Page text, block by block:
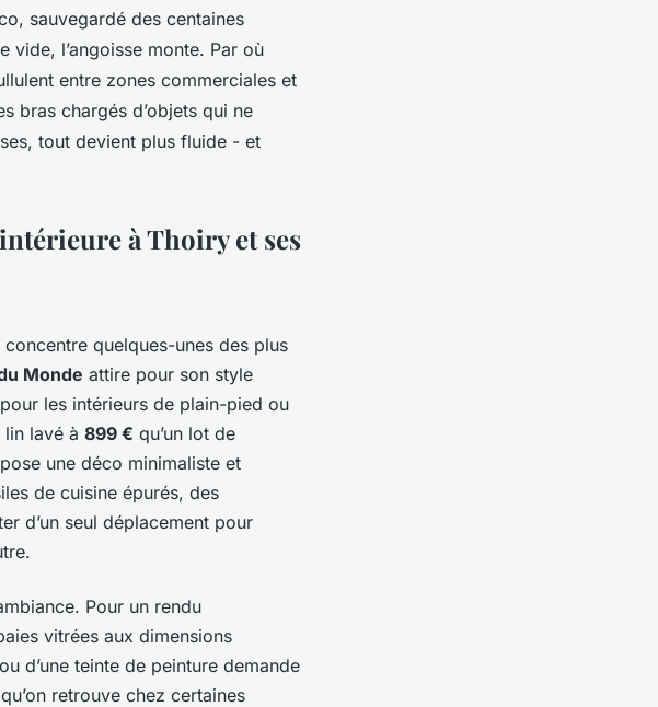
sauvegardé des centaines
vide, l’angoisse monte. Par où
entre zones commerciales et
bras chargés d’objets qui ne
tout devient plus fluide - et
à Thoiry et ses
quelques-unes des plus
Monde attire pour son style
les intérieurs de plain-pied ou
lavé à 899 € qu’un lot de
une déco minimaliste et
de cuisine épurés, des
d’un seul déplacement pour
Pour un rendu
vitrées aux dimensions
ou d’une teinte de peinture demande
retrouve chez certaines